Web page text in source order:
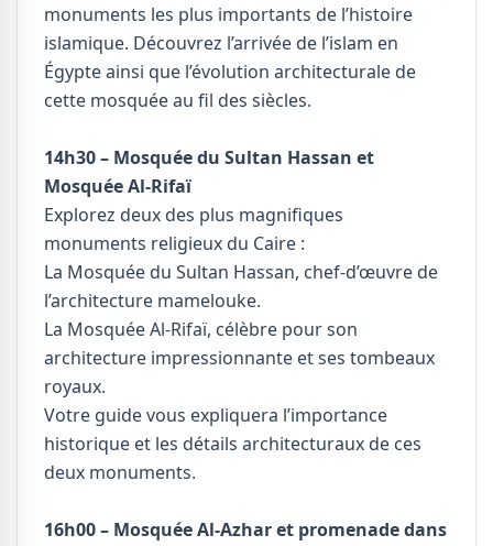
monuments les plus importants de l’histoire
islamique. Découvrez l’arrivée de l’islam en
Égypte ainsi que l’évolution architecturale de
cette mosquée au fil des siècles.
14h30 – Mosquée du Sultan Hassan et
Mosquée Al-Rifaï
Explorez deux des plus magnifiques
monuments religieux du Caire :
La Mosquée du Sultan Hassan, chef-d’œuvre de
l’architecture mamelouke.
La Mosquée Al-Rifaï, célèbre pour son
architecture impressionnante et ses tombeaux
royaux.
Votre guide vous expliquera l’importance
historique et les détails architecturaux de ces
deux monuments.
16h00 – Mosquée Al-Azhar et promenade dans